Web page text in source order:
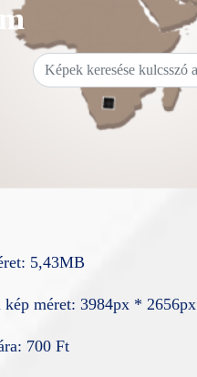
5,43MB
kép méret: 3984px * 2656px
700 Ft